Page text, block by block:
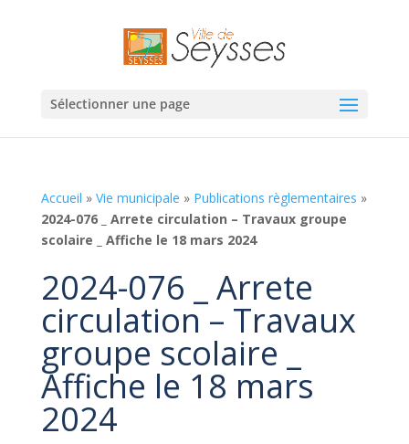
Sélectionner une page
Accueil » Vie municipale » Publications règlementaires »
2024-076 _ Arrete circulation – Travaux groupe
scolaire _ Affiche le 18 mars 2024
2024-076 _ Arrete
circulation – Travaux
groupe scolaire _
Affiche le 18 mars
2024